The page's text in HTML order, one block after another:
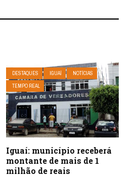
DESTAQUES IGUAÍ
NOTÍCIAS
TEMPO REAL
Iguaí: município receberá
montante de mais de 1
milhão de reais